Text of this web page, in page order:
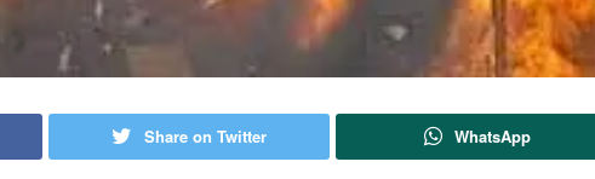
Share on Twitter WhatsApp